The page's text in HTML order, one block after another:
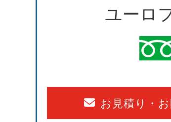
ユーロ
お見積り・